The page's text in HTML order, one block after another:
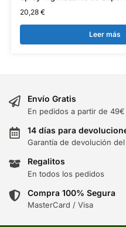
20,28 €
Leer más
Envío Gratis
En pedidos a partir de 49€
14 días para
Garantía de devolución
Regalitos
En todos los pedidos
Compra 100% Segura
MasterCard / Visa